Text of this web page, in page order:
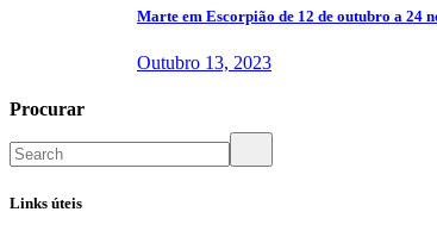
Marte em Escorpião de 12 de outubro a 24
Outubro 13, 2023
Procurar
Links úteis